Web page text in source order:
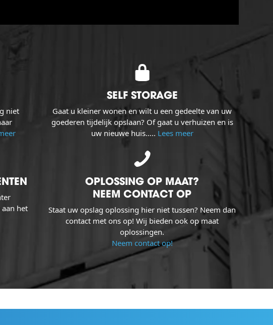
niet
SELF STORAGE
Gaat u kleiner wonen en wilt u een gedeelte van uw
goederen tijdelijk opslaan? Of gaat u verhuizen en is
uw nieuwe huis….. Lees meer
het
OPLOSSING OP MAAT?
NEEM CONTACT OP
Staat uw opslag oplossing hier niet tussen? Neem dan
contact met ons op! Wij bieden ook op maat
oplossingen.
Neem contact op!